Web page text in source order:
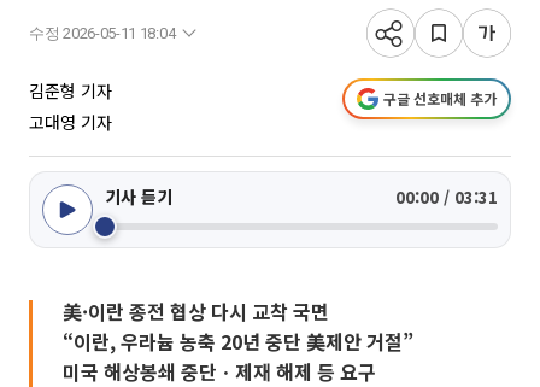
수정 2026-05-11 18:04
김준형 기자
고대영 기자
구글 선호매체 추가
기사 듣기 00:00 / 03:31
美·이란 종전 협상 다시 교착 국면
“이란, 우라늄 농축 20년 중단 美제안 거절”
미국 해상봉쇄 중단ㆍ제재 해제 등 요구